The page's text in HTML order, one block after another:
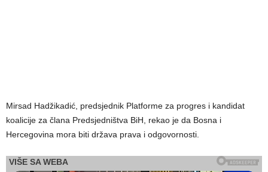
Mirsad Hadžikadić, predsjednik Platforme za progres i kandidat
koalicije za člana Predsjedništva BiH, rekao je da Bosna i
Hercegovina mora biti država prava i odgovornosti.